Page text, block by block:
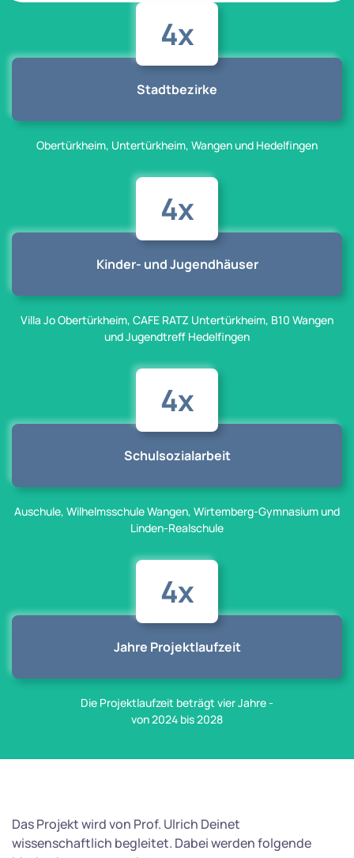
4x
Stadtbezirke
Obertürkheim, Untertürkheim, Wangen und Hedelfingen
4x
Kinder- und Jugendhäuser
Villa Jo Obertürkheim, CAFE RATZ Untertürkheim, B10 Wangen
und Jugendtreff Hedelfingen
4x
Schulsozialarbeit
Auschule, Wilhelmsschule Wangen, Wirtemberg-Gymnasium und
Linden-Realschule
4x
Jahre Projektlaufzeit
Die Projektlaufzeit beträgt vier Jahre -
von 2024 bis 2028
Das Projekt wird von Prof. Ulrich Deinet
wissenschaftlich begleitet. Dabei werden folgende